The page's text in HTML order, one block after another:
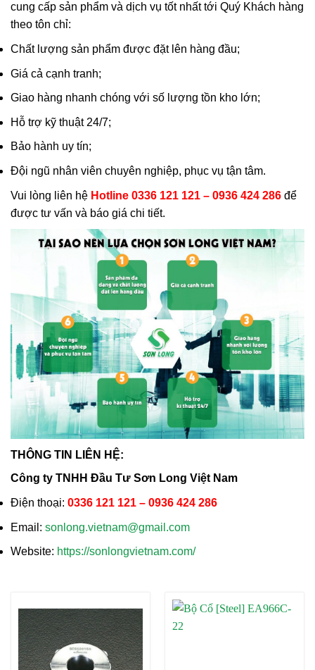
cung cấp sản phẩm và dịch vụ tốt nhất tới Quý Khách hàng
theo tôn chỉ:
Chất lượng sản phẩm được đặt lên hàng đầu;
Giá cả cạnh tranh;
Giao hàng nhanh chóng với số lượng tồn kho lớn;
Hỗ trợ kỹ thuật 24/7;
Bảo hành uy tín;
Đội ngũ nhân viên chuyên nghiệp, phục vụ tận tâm.
Vui lòng liên hệ Hotline 0336 121 121 – 0936 424 286 để
được tư vấn và báo giá chi tiết.
THÔNG TIN LIÊN HỆ:
Công ty TNHH Đầu Tư Sơn Long Việt Nam
Điện thoại: 0336 121 121 – 0936 424 286
Email: sonlong.vietnam@gmail.com
Website: https://sonlongvietnam.com/